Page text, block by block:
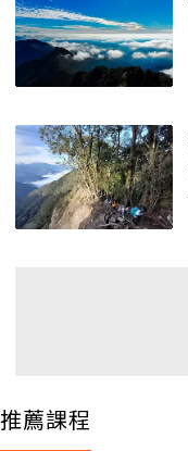
推薦課程